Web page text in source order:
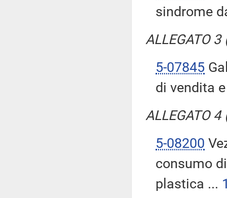
sindrome
ALLEGATO
5-07845
di vendita
ALLEGATO
5-08200
consumo
plastica ...